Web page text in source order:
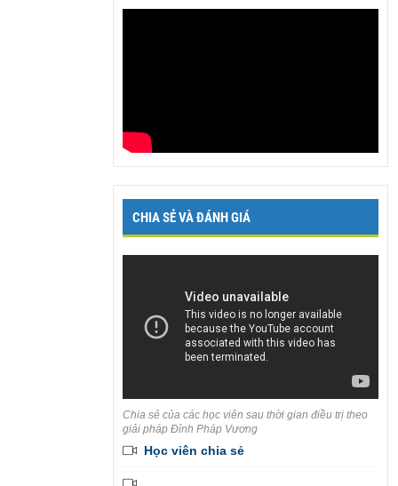
CHIA SẺ VÀ ĐÁNH GIÁ
Chia sẻ của các học viên sau thời gian điều trị theo
giải pháp Đỉnh Pháp Vương
Học viên chia sẻ